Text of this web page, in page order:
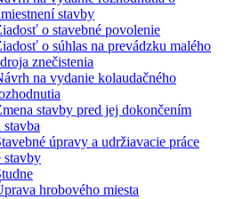
stavby
o stavebné povolenie
o súhlas na prevádzku malého
znečistenia
na vydanie kolaudačného
stavby pred jej dokončením
úpravy a udržiavacie práce
stavby
hrobového miesta